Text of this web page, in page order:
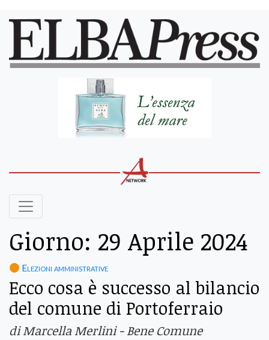
Giorno: 29 Aprile 2024
Elezioni amministrative
Ecco cosa è successo al bilancio
del comune di Portoferraio
di Marcella Merlini - Bene Comune